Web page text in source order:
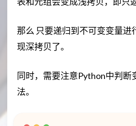
那么 只要递归到不可变变量进
现深拷贝了。
同时，需要注意Python中判断
法。